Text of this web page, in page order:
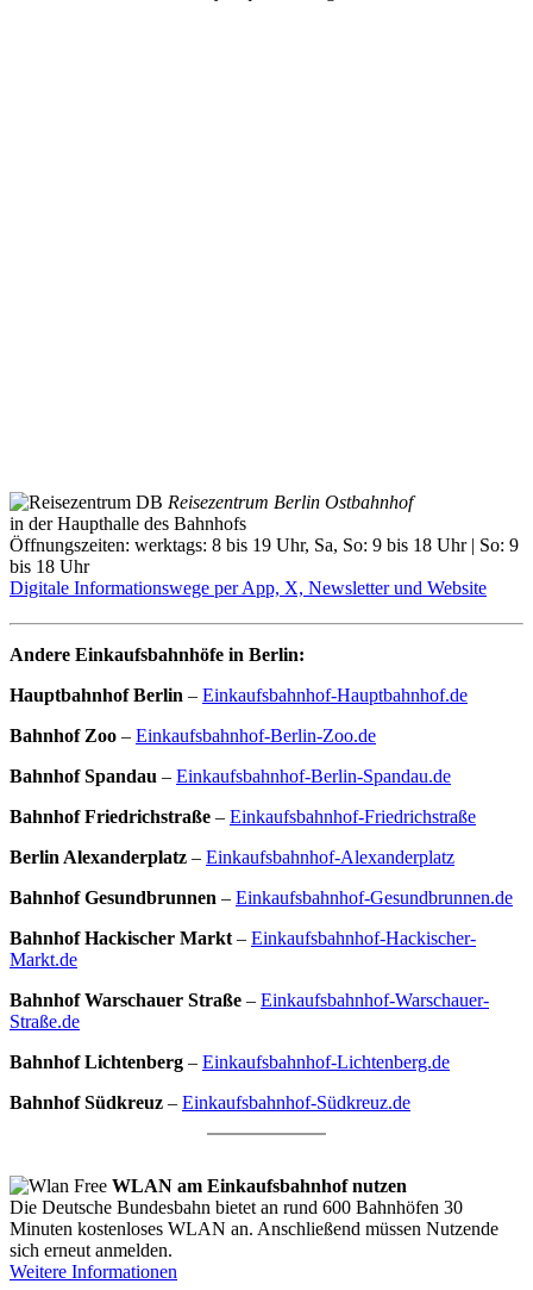
Reisezentrum Berlin Ostbahnhof
in der Haupthalle des Bahnhofs
Öffnungszeiten: werktags: 8 bis 19 Uhr, Sa, So: 9 bis 18 Uhr | So: 9
bis 18 Uhr
Digitale Informationswege per App, X, Newsletter und Website
Andere Einkaufsbahnhöfe in Berlin:
Hauptbahnhof Berlin – Einkaufsbahnhof-Hauptbahnhof.de
Bahnhof Zoo – Einkaufsbahnhof-Berlin-Zoo.de
Bahnhof Spandau – Einkaufsbahnhof-Berlin-Spandau.de
Bahnhof Friedrichstraße – Einkaufsbahnhof-Friedrichstraße
Berlin Alexanderplatz – Einkaufsbahnhof-Alexanderplatz
Bahnhof Gesundbrunnen – Einkaufsbahnhof-Gesundbrunnen.de
Bahnhof Hackischer Markt– Einkaufsbahnhof-Hackischer-
Markt.de
Bahnhof Warschauer Straße – Einkaufsbahnhof-Warschauer-
Straße.de
Bahnhof Lichtenberg – Einkaufsbahnhof-Lichtenberg.de
Bahnhof Südkreuz – Einkaufsbahnhof-Südkreuz.de
WLAN am Einkaufsbahnhof nutzen
Die Deutsche Bundesbahn bietet an rund 600 Bahnhöfen 30
Minuten kostenloses WLAN an. Anschließend müssen Nutzende
sich erneut anmelden.
Weitere Informationen